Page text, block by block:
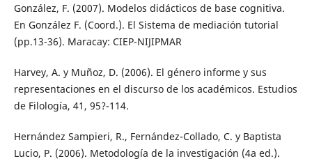
González, F. (2007). Modelos didácticos de base cognitiva.
En González F. (Coord.). El Sistema de mediación tutorial
(pp.13-36). Maracay: CIEP-NIJIPMAR
Harvey, A. y Muñoz, D. (2006). El género informe y sus
representaciones en el discurso de los académicos. Estudios
de Filología, 41, 95?-114.
Hernández Sampieri, R., Fernández-Collado, C. y Baptista
Lucio, P. (2006). Metodología de la investigación (4a ed.).